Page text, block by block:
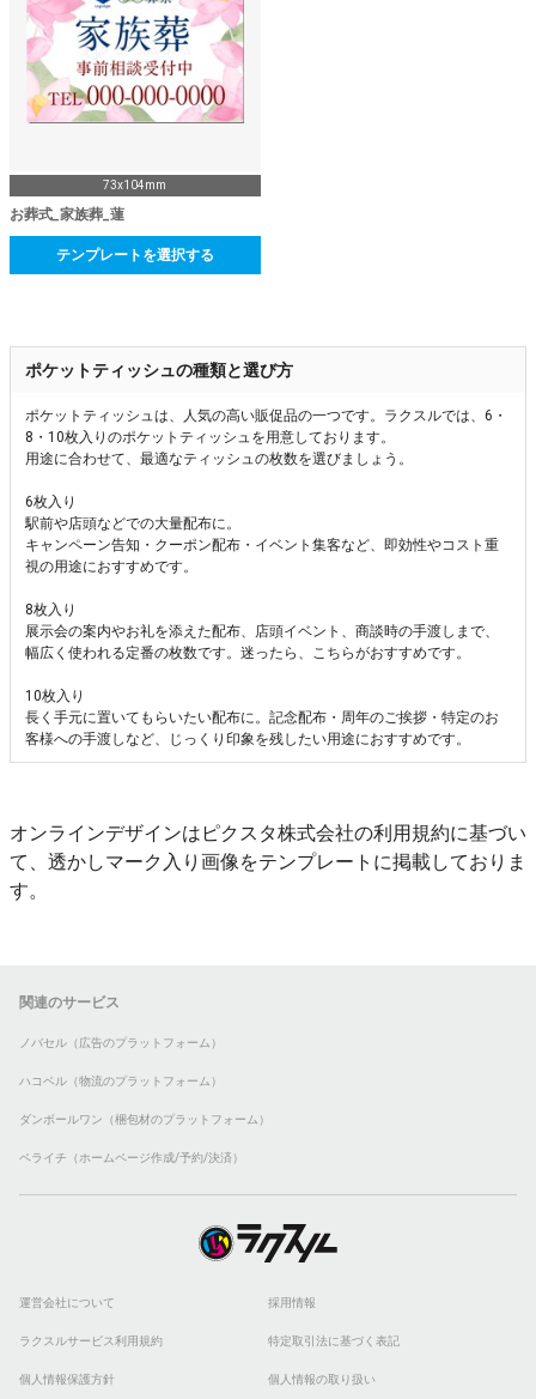
73x104mm
お葬式_家族葬_蓮
テンプレートを選択する
ポケットティッシュの種類と選び方
ポケットティッシュは、人気の高い販促品の一つです。ラクスルでは、6・
8・10枚入りのポケットティッシュを用意しております。
用途に合わせて、最適なティッシュの枚数を選びましょう。
6枚入り
駅前や店頭などでの大量配布に。
キャンペーン告知・クーポン配布・イベント集客など、即効性やコスト重
視の用途におすすめです。
8枚入り
展示会の案内やお礼を添えた配布、店頭イベント、商談時の手渡しまで、
幅広く使われる定番の枚数です。迷ったら、こちらがおすすめです。
10枚入り
長く手元に置いてもらいたい配布に。記念配布・周年のご挨拶・特定のお
客様への手渡しなど、じっくり印象を残したい用途におすすめです。
オンラインデザインはピクスタ株式会社の利用規約に基づい
て、透かしマーク入り画像をテンプレートに掲載しておりま
す。
関連のサービス
ノバセル（広告のプラットフォーム）
ハコベル（物流のプラットフォーム）
ダンボールワン（梱包材のプラットフォーム）
ペライチ（ホームページ作成/予約/決済）
運営会社について 採用情報
ラクスルサービス利用規約 特定取引法に基づく表記
個人情報保護方針 個人情報の取り扱い